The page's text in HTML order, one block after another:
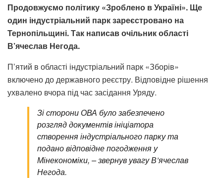
Продовжуємо політику «Зроблено в Україні». Ще
один індустріальний парк зареєстровано на
Тернопільщині. Так написав очільник області
В’ячеслав Негода.
П’ятий в області індустріальний парк «Зборів»
включено до державного реєстру. Відповідне рішення
ухвалено вчора під час засідання Уряду.
Зі сторони ОВА було забезпечено
розгляд документів ініціатора
створення індустріального парку та
подано відповідне погодження у
Мінекономіки, – звернув увагу В’ячеслав
Негода.